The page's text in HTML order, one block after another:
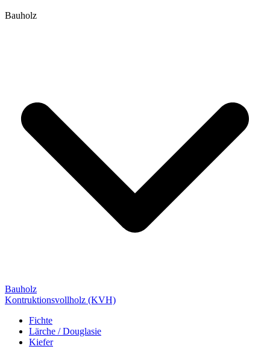
Bauholz
Bauholz
Kontruktionsvollholz (KVH)
Fichte
Lärche / Douglasie
Kiefer